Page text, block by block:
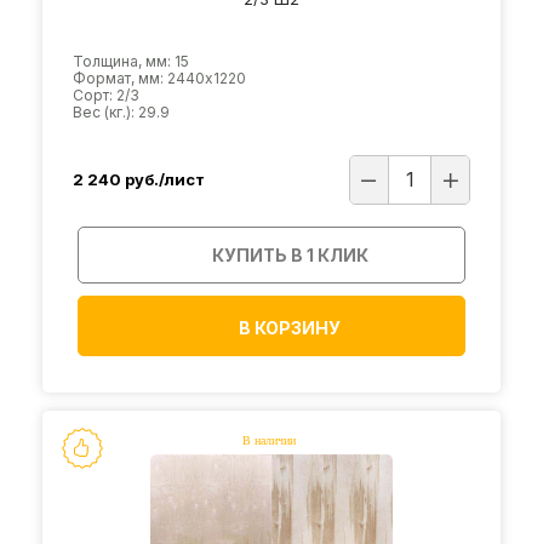
Толщина, мм: 15
Формат, мм: 2440х1220
Сорт: 2/3
Вес (кг.): 29.9
2 240 руб./лист
КУПИТЬ В 1 КЛИК
В КОРЗИНУ